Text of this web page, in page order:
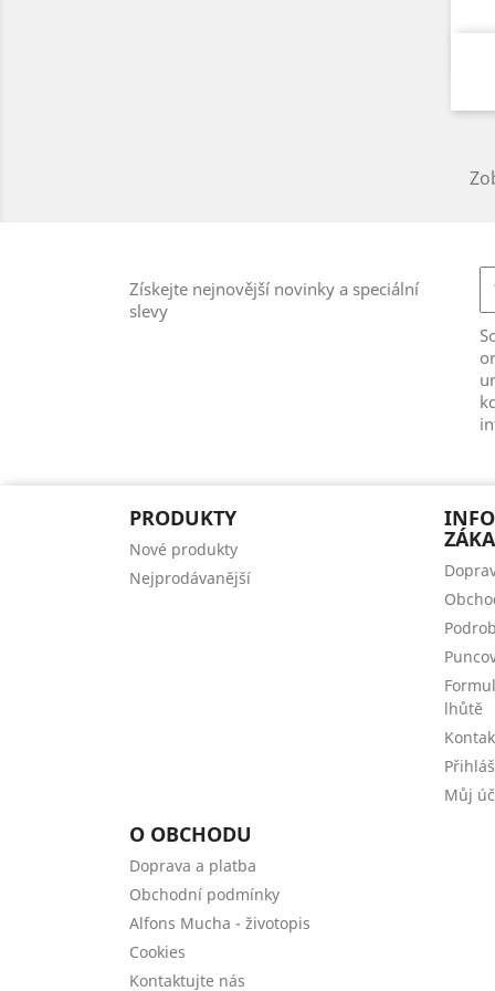
Získejte nejnovější novinky a speciální
slevy
PRODUKTY
Nové produkty
Nejprodávanější
lhůtě
Můj
O OBCHODU
Doprava a platba
Obchodní podmínky
Alfons Mucha - životopis
Cookies
Kontaktujte nás